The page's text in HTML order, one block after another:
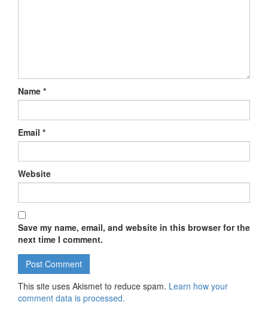
Name *
Email *
Website
Save my name, email, and website in this browser for the
next time I comment.
This site uses Akismet to reduce spam. Learn how your
comment data is processed.